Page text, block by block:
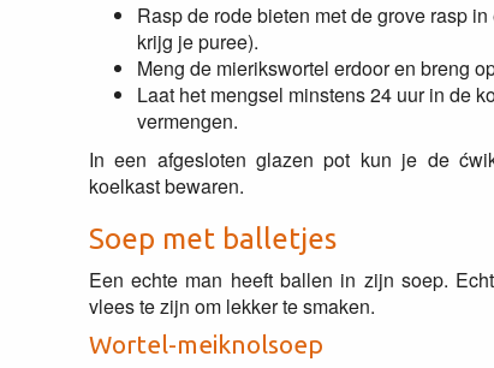
Rasp de rode bieten met de grove rasp
krijg je puree).
Meng de mierikswortel erdoor en breng
Laat het mengsel minstens 24 uur in de
vermengen.
In een afgesloten glazen pot kun je de
koelkast bewaren.
Soep met balletjes
Een echte man heeft ballen in zijn soep.
vlees te zijn om lekker te smaken.
Wortel-meiknolsoep